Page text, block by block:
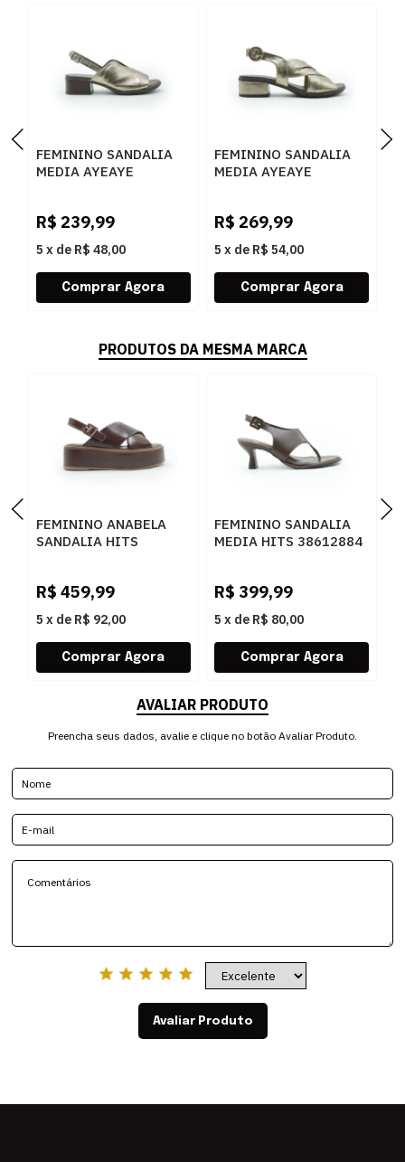
FEMININO SANDALIA
MEDIA AYEAYE
R$ 239,99
5 x de R$ 48,00
FEMININO SANDALIA
MEDIA AYEAYE
R$ 269,99
5 x de R$ 54,00
PRODUTOS DA MESMA MARCA
FEMININO ANABELA
SANDALIA HITS
R$ 459,99
5 x de R$ 92,00
FEMININO SANDALIA
MEDIA HITS 38612884
R$ 399,99
5 x de R$ 80,00
AVALIAR PRODUTO
Preencha seus dados, avalie e clique no botão Avaliar Produto.
Avaliar Produto